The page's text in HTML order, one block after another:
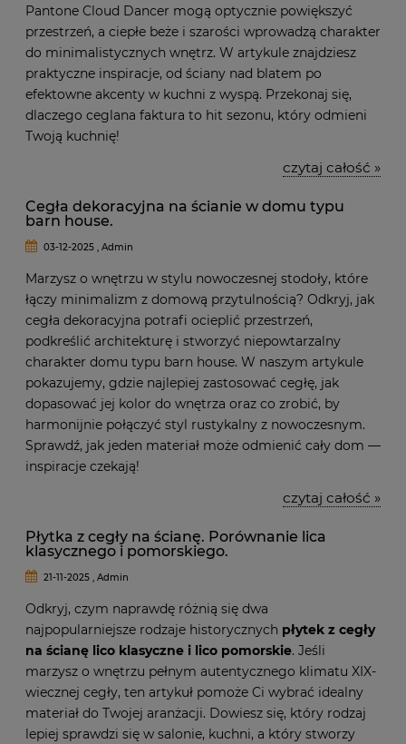
Pantone Cloud Dancer mogą optycznie powiększyć
przestrzeń, a ciepłe beże i szarości wprowadzą charakter
do minimalistycznych wnętrz. W artykule znajdziesz
praktyczne inspiracje, od ściany nad blatem po
efektowne akcenty w kuchni z wyspą. Przekonaj się,
dlaczego ceglana faktura to hit sezonu, który odmieni
Twoją kuchnię!
czytaj całość »
Cegła dekoracyjna na ścianie w domu typu
barn house.
03-12-2025 , Admin
Marzysz o wnętrzu w stylu nowoczesnej stodoły, które
łączy minimalizm z domową przytulnością? Odkryj, jak
cegła dekoracyjna potrafi ocieplić przestrzeń,
podkreślić architekturę i stworzyć niepowtarzalny
charakter domu typu barn house. W naszym artykule
pokazujemy, gdzie najlepiej zastosować cegłę, jak
dopasować jej kolor do wnętrza oraz co zrobić, by
harmonijnie połączyć styl rustykalny z nowoczesnym.
Sprawdź, jak jeden materiał może odmienić cały dom —
inspiracje czekają!
czytaj całość »
Płytka z cegły na ścianę. Porównanie lica
klasycznego i pomorskiego.
21-11-2025 , Admin
Odkryj, czym naprawdę różnią się dwa
najpopularniejsze rodzaje historycznych płytek z cegły
na ścianę lico klasyczne i lico pomorskie. Jeśli
marzysz o wnętrzu pełnym autentycznego klimatu XIX-
wiecznej cegły, ten artykuł pomoże Ci wybrać idealny
materiał do Twojej aranżacji. Dowiesz się, który rodzaj
lepiej sprawdzi się w salonie, kuchni, a który stworzy